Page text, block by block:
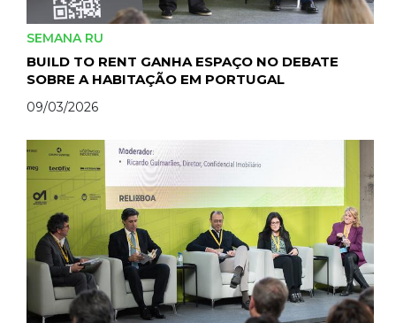
SEMANA RU
BUILD TO RENT GANHA ESPAÇO NO DEBATE
SOBRE A HABITAÇÃO EM PORTUGAL
09/03/2026